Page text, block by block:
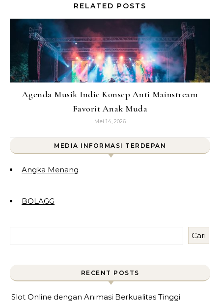
RELATED POSTS
Agenda Musik Indie Konsep Anti Mainstream
Favorit Anak Muda
Mei 14, 2026
MEDIA INFORMASI TERDEPAN
Angka Menang
BOLAGG
Cari
RECENT POSTS
Slot Online dengan Animasi Berkualitas Tinggi